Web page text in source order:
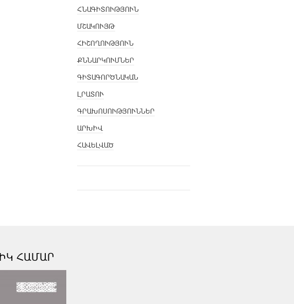
ՀՆԱԳԻՏՈՒԹՅՈՒՆ
ՄՇԱԿՈՒՅԹ
ՀԻՇՈՂՈՒԹՅՈՒՆ
ՔՆՆԱՐԿՈՒՄՆԵՐ
ԳԻՏԱԳՈՐԾՆԱԿԱՆ
ԼՐԱՏՈՒ
ԳՐԱԽՈՍՈՒԹՅՈՒՆՆԵՐ
ԱՐԽԻՎ
ՀԱՎԵԼՎԱԾ
ՀԱՄԱՐ